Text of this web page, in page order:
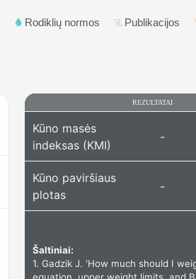
Rodiklių normos Publikacijos
REZULTATAI
Kūno masės
indeksas (KMI)
-
Kūno paviršiaus
plotas
-
Šaltiniai:
1. Gadzik J. 'How much should I